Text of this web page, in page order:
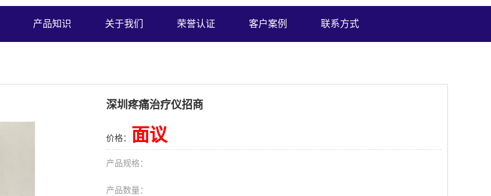
产品知识 关于我们 荣誉认证 客户案例 联系方式
深圳疼痛治疗仪招商
价格： 面议
产品规格：
产品数量：